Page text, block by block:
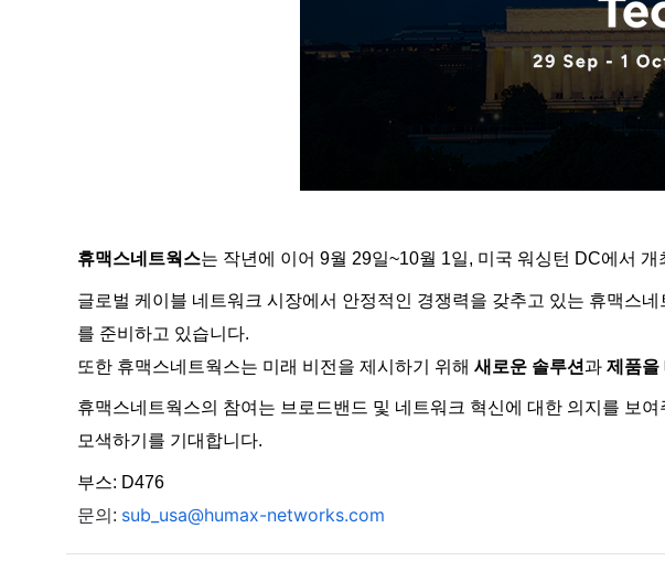
휴맥스네트웍스는 작년에 이어 9월 29일~10월 1일, 미국 워싱턴 DC에서 개
글로벌 케이블 네트워크 시장에서 안정적인 경쟁력을 갖추고 있는 휴맥스
를 준비하고 있습니다.
또한 휴맥스네트웍스는 미래 비전을 제시하기 위해 새로운 솔루션과 제품을
휴맥스네트웍스의 참여는 브로드밴드 및 네트워크 혁신에 대한 의지를 보
모색하기를 기대합니다.
부스: D476
문의: sub_usa@humax-networks.com